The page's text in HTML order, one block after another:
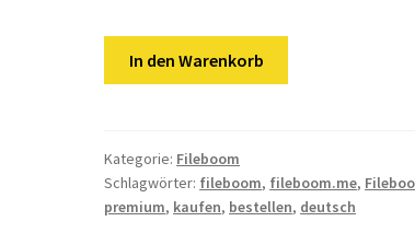
Max
Key
Menge
In den Warenkorb
Kategorie: Fileboom
Schlagwörter: fileboom, fileboom.me,
premium, kaufen, bestellen, deutsch